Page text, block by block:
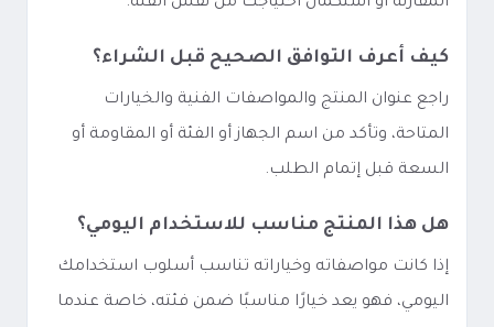
المقارنة أو استكمال احتياجك من نفس الفئة.
كيف أعرف التوافق الصحيح قبل الشراء؟
راجع عنوان المنتج والمواصفات الفنية والخيارات
المتاحة، وتأكد من اسم الجهاز أو الفئة أو المقاومة أو
السعة قبل إتمام الطلب.
هل هذا المنتج مناسب للاستخدام اليومي؟
إذا كانت مواصفاته وخياراته تناسب أسلوب استخدامك
اليومي، فهو يعد خيارًا مناسبًا ضمن فئته، خاصة عندما